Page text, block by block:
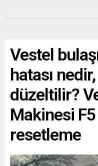
Vestel
hatası
düzeltilir?
Makinesi F5
resetleme